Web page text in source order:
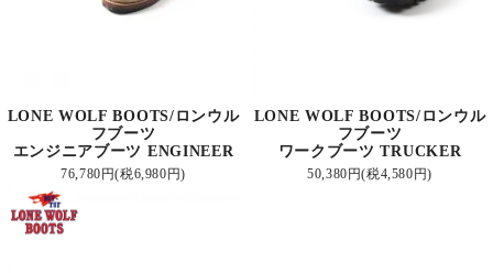
LONE WOLF BOOTS/ロンウル
フブーツ
エンジニアブーツ ENGINEER
76,780円(税6,980円)
LONE WOLF BOOTS/ロンウル
フブーツ
ワークブーツ TRUCKER
50,380円(税4,580円)